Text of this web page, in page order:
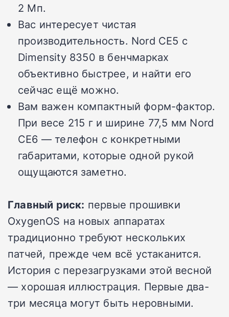
2 Мп.
Вас интересует чистая
производительность. Nord CE5 с
Dimensity 8350 в бенчмарках
объективно быстрее, и найти его
сейчас ещё можно.
Вам важен компактный форм-фактор.
При весе 215 г и ширине 77,5 мм Nord
CE6 — телефон с конкретными
габаритами, которые одной рукой
ощущаются заметно.
Главный риск: первые прошивки
OxygenOS на новых аппаратах
традиционно требуют нескольких
патчей, прежде чем всё устаканится.
История с перезагрузками этой весной
— хорошая иллюстрация. Первые два-
три месяца могут быть неровными.